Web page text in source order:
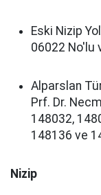
Eski Nizip
06022 No'lu
Alparslan
Prf. Dr.
148032,
148136 ve
Nizip